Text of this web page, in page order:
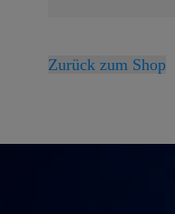
Zurück zum Shop